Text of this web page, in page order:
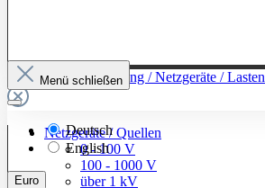
Zur Kategorie: Leistung / Netzgeräte / Lasten
Netzgeräte / Quellen
0 - 100 V
100 - 1000 V
über 1 kV
Menü schließen
Deutsch
English
Euro